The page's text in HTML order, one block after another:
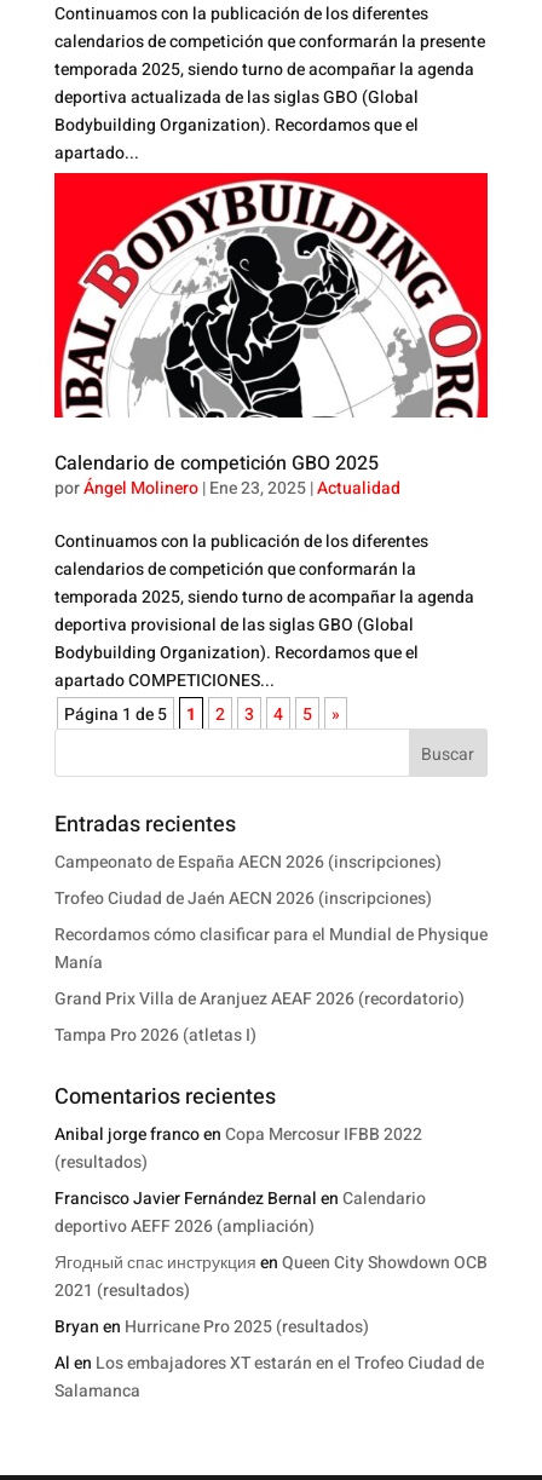
Continuamos con la publicación de los diferentes
calendarios de competición que conformarán la presente
temporada 2025, siendo turno de acompañar la agenda
deportiva actualizada de las siglas GBO (Global
Bodybuilding Organization). Recordamos que el
apartado...
Calendario de competición GBO 2025
porÁngel Molinero|Ene 23, 2025|Actualidad
Continuamos con la publicación de los diferentes
calendarios de competición que conformarán la
temporada 2025, siendo turno de acompañar la agenda
deportiva provisional de las siglas GBO (Global
Bodybuilding Organization). Recordamos que el
apartado COMPETICIONES...
Página 1 de 5
1 2 3 4 5
»
Buscar
Entradas recientes
Campeonato de España AECN 2026 (inscripciones)
Trofeo Ciudad de Jaén AECN 2026 (inscripciones)
Recordamos cómo clasificar para el Mundial de Physique
Manía
Grand Prix Villa de Aranjuez AEAF 2026 (recordatorio)
Tampa Pro 2026 (atletas I)
Comentarios recientes
Anibal jorge francoenCopa Mercosur IFBB 2022
(resultados)
Francisco Javier Fernández BernalenCalendario
deportivo AEFF 2026 (ampliación)
Ягодный спас инструкцияenQueen City Showdown OCB
2021 (resultados)
Bryanen Hurricane Pro 2025 (resultados)
Alen Los embajadores XT estarán en el Trofeo Ciudad de
Salamanca